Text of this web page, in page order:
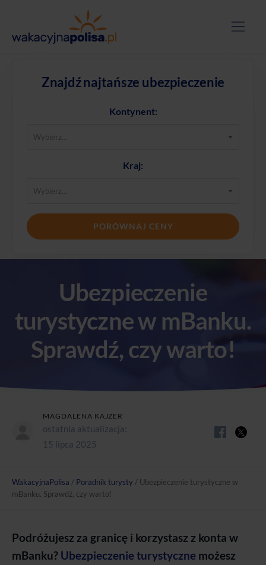
Znajdź najtańsze ubezpieczenie
Kontynent:
Kraj:
PORÓWNAJ CENY
Ubezpieczenie
turystyczne w mBanku.
Sprawdź, czy warto!
MAGDALENA KAJZER
ostatnia aktualizacja:
15 lipca 2025
WakacyjnaPolisa / Poradnik turysty / Ubezpieczenie turystyczne w
mBanku. Sprawdź, czy warto!
Podróżujesz za granicę i korzystasz z konta w
mBanku? Ubezpieczenie turystyczne możesz